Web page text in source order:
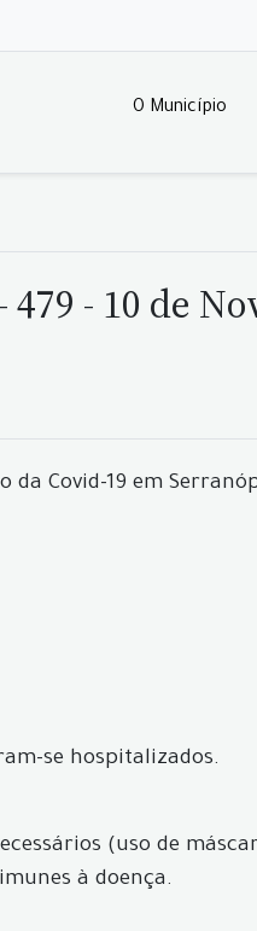
O Município
- 10 de
Covid-19 em
se hospitalizados.
(uso de
à doença.